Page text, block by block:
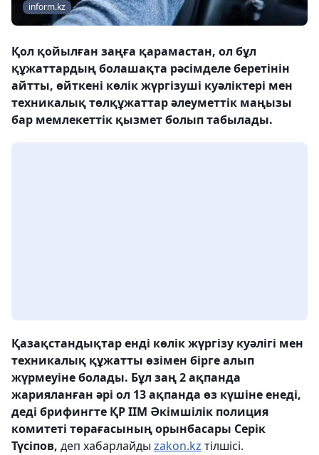
inform.kz
Қол қойылған заңға қарамастан, ол бұл
құжаттардың болашақта рәсімделе беретінін
айтты, өйткені көлік жүргізуші куәліктері мен
техникалық төлқұжаттар әлеуметтік маңызы
бар мемлекеттік қызмет болып табылады.
Қазақстандықтар енді көлік жүргізу куәлігі мен
техникалық құжатты өзімен бірге алып
жүрмеуіне болады. Бұл заң 2 ақпанда
жарияланған әрі ол 13 ақпанда өз күшіне енеді,
деді брифингте ҚР ІІМ Әкімшілік полиция
комитеті төрағасының орынбасары Серік
Түсіпов, деп хабарлайды zakon.kz тілшісі.